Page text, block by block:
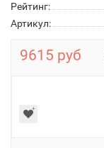
Рейтинг:
Артикул:
9615 руб